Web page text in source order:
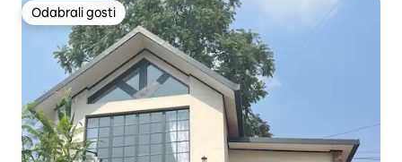
Odabrali gosti
Odabrali gosti